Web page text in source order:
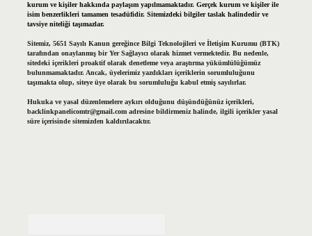
kurum ve kişiler hakkında paylaşım yapılmamaktadır. Gerçek kurum ve kişiler ile
isim benzerlikleri tamamen tesadüfidir. Sitemizdeki bilgiler taslak halindedir ve
tavsiye niteliği taşımazlar.
Sitemiz, 5651 Sayılı Kanun gereğince Bilgi Teknolojileri ve İletişim Kurumu (BTK)
tarafından onaylanmış bir Yer Sağlayıcı olarak hizmet vermektedir. Bu nedenle,
sitedeki içerikleri proaktif olarak denetleme veya araştırma yükümlülüğümüz
bulunmamaktadır. Ancak, üyelerimiz yazdıkları içeriklerin sorumluluğunu
taşımakta olup, siteye üye olarak bu sorumluluğu kabul etmiş sayılırlar.
Hukuka ve yasal düzenlemelere aykırı olduğunu düşündüğünüz içerikleri,
backlinkpanelicomtr@gmail.comadresine bildirmeniz halinde, ilgili içerikler yasal
süre içerisinde sitemizden kaldırılacaktır.